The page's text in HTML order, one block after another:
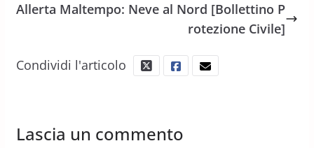
Allerta Maltempo: Neve al Nord [Bollettino P
rotezione Civile]
Condividi l'articolo
Lascia un commento